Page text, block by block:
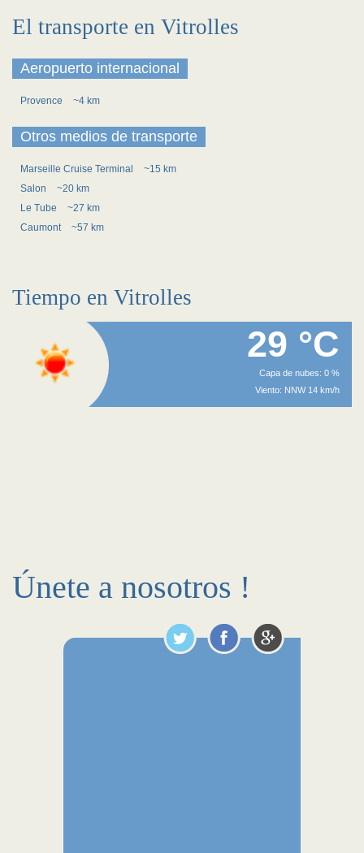
El transporte en Vitrolles
Aeropuerto internacional
Provence ~4 km
Otros medios de transporte
Marseille Cruise Terminal
~15 km
Salon
~20 km
Le Tube
~27 km
Caumont
~57 km
Tiempo en Vitrolles
29 °C
Capa de nubes: 0 %
Viento: NNW 14 km/h
Únete a nosotros !